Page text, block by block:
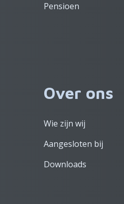
Pensioen
Over ons
Wie zijn wij
Aangesloten bij
Downloads